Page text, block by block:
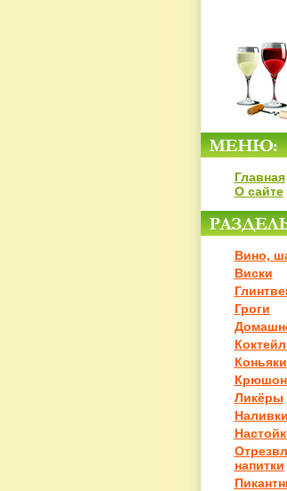
Главная
О сайте
Вино,
Виски
Гроги
Коньяки
Крюшон
Ликёры
Наливки
напитки